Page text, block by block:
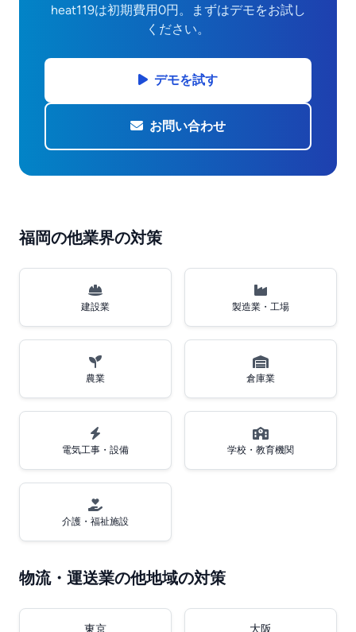
heat119は初期費用0円。まずはデモをお試し
ください。
デモを試す
お問い合わせ
福岡の他業界の対策
建設業 製造業・工場
農業 倉庫業
電気工事・設備 学校・教育機関
介護・福祉施設
物流・運送業の他地域の対策
東京 大阪